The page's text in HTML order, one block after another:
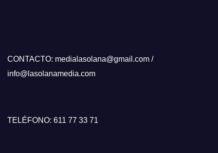
CONTACTO: medialasolana@gmail.com /
info@lasolanamedia.com
TELÉFONO: 611 77 33 71